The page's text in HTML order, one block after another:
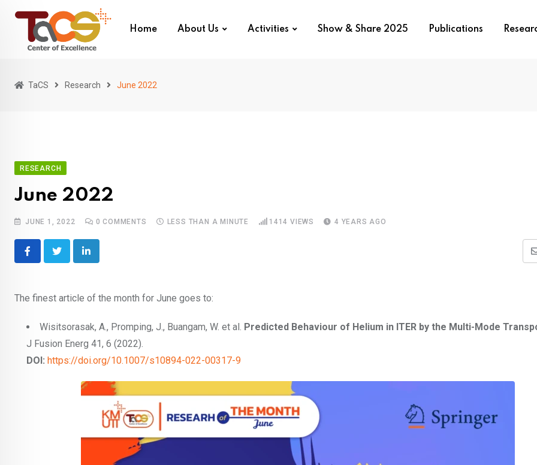
content
Home About Us Activities Show & Share 2025 Publications
TaCS Research June 2022
RESEARCH
June 2022
JUNE 1, 2022 0 COMMENTS LESS THAN A MINUTE 1414 VIEWS 4 YEARS AGO
LinkedIn
The finest article of the month for June goes to:
Wisitsorasak, A., Promping, J., Buangam, W. et al. Predicted Behaviour of Helium in ITER by the Multi-Mode
J Fusion Energ 41, 6 (2022).
DOI: https://doi.org/10.1007/s10894-022-00317-9